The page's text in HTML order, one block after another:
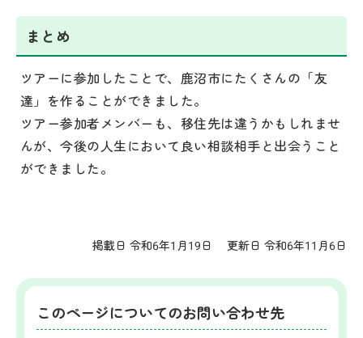
まとめ
ツアーに参加したことで、鹿沼市にたくさんの「友
達」を作ることができました。
ツアー参加者メンバーも、移住先は違うかもしれませ
んが、今後の人生において良い相談相手と出会うこと
ができました。
掲載日 令和6年1月19日 更新日 令和6年11月6日
このページについてのお問い合わせ先